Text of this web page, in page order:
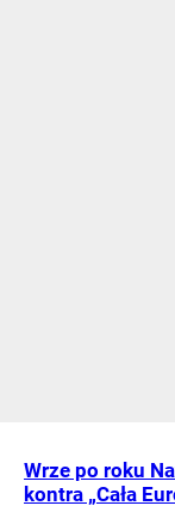
Wrze po roku
kontra „Cała